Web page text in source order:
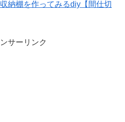
納棚を作ってみるdiy【間仕切
サーリンク